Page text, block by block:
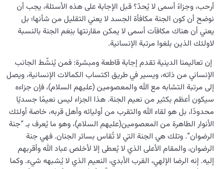
أرحب، وجزاءً أسمى لا يُحدّ؟ قبل الإجابة على هذه الأسئلة، يجب أن
نوضح أن كون الجنة مكافأة الجسد لا يعني التقليل من شأنها؛ بل
يعني أن هناك مكافآت أسمى لا يمكن مقارنتها بنِعَم الجنة بالنسبة
لاولئك الذين بلغوا مرتبة الإنسانية.
إن تعاليمنا الدينية تقدم إجابة قاطعة ومبشرة: فمن يُنشّط الجانب
الإنساني من ذاته، ويسير في طريق اكتساب الكمالات الإنسانية، ويصل
إلى مرتبة التشابه مع الله والمعصومين (عليهم السلام)، فإن جزاءه
سيكون أعظم بكثير من نعيم الجنة. هذا الجزاء ليس نعيمًا جسديًا
محدودًا، بل هو لقاء الله والتقرب من أوليائه وأهل قربه، خاصة أولئك
الأنوار الطاهرة من المعصومين(عليهم السلام)، وهو ما يُعرف بـ “جنة
الرضوان”. وتلك هي الجنة التي لا تُقاس بسائر الجنان. فهي جنة
الرضوان، والمقام الأعلى الذي لا يُعطى إلا لأخلص عباد الله وأقربهم
إليه. إنه الرضا الإلهي، القرب الأبدي، النعيم الذي لا يُشبهه شيء. وكما